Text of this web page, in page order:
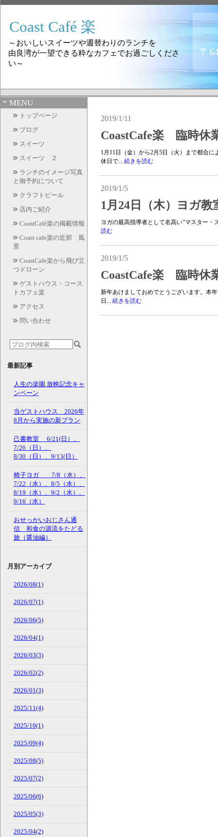
Coast Café 楽
～おいしいスイーツや週替わりのランチを
由良湾が一望できる粋なカフェでお過ごしくださ
い～
〒
MENU
トップページ
ブログ
スイーツ
スイーツ ２
ランチのイメージ写真
と御予約について
クラフトビール
店内ご紹介
CoastCafé楽の掲載情報
Coast cafe楽の近郊 風
景
CoastCafe楽から飛び立
つドローン
ゲストハウス・コース
トカフェ楽
アクセス
問い合わせ
最新記事
人生の楽園 放映記念キャ
ンペーン
当ゲストハウス 2026年
8月から実施の新プラン
己書教室 6/21(日）、
7/26（日）、
8/30（日）、9/13(日）
椅子ヨガ 7/8（水）、
7/22（水）、8/5（水）、
8/19（水）、9/2（水）、
9/16（水）
おせっかいおじさん通
信 和食の源流をたどる
旅（醤油編）
月別アーカイブ
2026/08(1)
2026/07(1)
2026/06(5)
2026/04(1)
2026/03(3)
2026/02(2)
2026/01(3)
2025/11(4)
2025/10(1)
2025/09(4)
2025/08(5)
2025/07(2)
2025/06(6)
2025/05(3)
2025/04(2)
2019/1/11
CoastCafe楽 臨時休
1月11日（金）から2月5日（火）まで都合
休日で... 続きを読む
2019/1/5
1月24日（木）ヨガ
ヨガの最高指導者として名高い”マスター
読む
2019/1/5
CoastCafe楽 臨時休
新年あけましておめでとうございます。本
日... 続きを読む